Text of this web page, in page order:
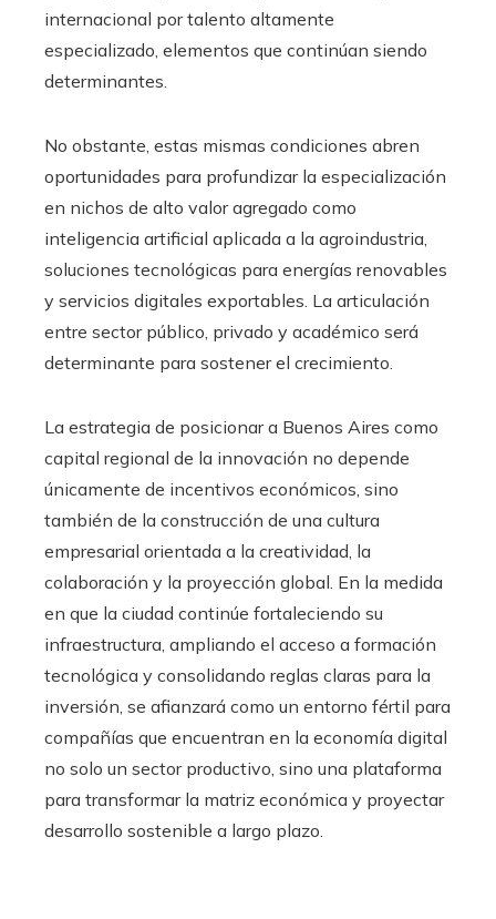
internacional por talento altamente
especializado, elementos que continúan siendo
determinantes.
No obstante, estas mismas condiciones abren
oportunidades para profundizar la especialización
en nichos de alto valor agregado como
inteligencia artificial aplicada a la agroindustria,
soluciones tecnológicas para energías renovables
y servicios digitales exportables. La articulación
entre sector público, privado y académico será
determinante para sostener el crecimiento.
La estrategia de posicionar a Buenos Aires como
capital regional de la innovación no depende
únicamente de incentivos económicos, sino
también de la construcción de una cultura
empresarial orientada a la creatividad, la
colaboración y la proyección global. En la medida
en que la ciudad continúe fortaleciendo su
infraestructura, ampliando el acceso a formación
tecnológica y consolidando reglas claras para la
inversión, se afianzará como un entorno fértil para
compañías que encuentran en la economía digital
no solo un sector productivo, sino una plataforma
para transformar la matriz económica y proyectar
desarrollo sostenible a largo plazo.